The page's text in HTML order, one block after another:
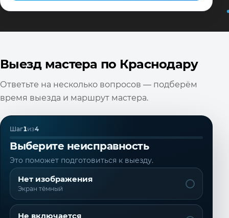
Выезд мастера по Краснодару
Ответьте на несколько вопросов — подберём
время выезда и маршрут мастера.
Шаг1из4
Выберите неисправность
Это поможет подготовиться к выезду.
Нет изображения
Экран тёмный
Не включается